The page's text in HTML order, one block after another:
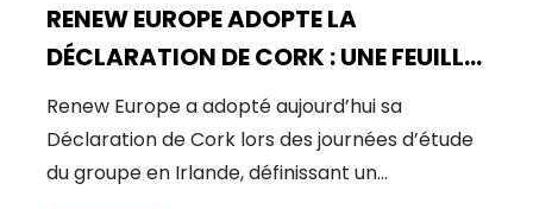
RENEW EUROPE ADOPTE LA
DÉCLARATION DE CORK : UNE FEUILLE
DE ROUTE POUR LA PROSPÉRITÉ, LA
SÉCURITÉ ET LA RÉFORME
Renew Europe a adopté aujourd’hui sa
Déclaration de Cork lors des journées d’étude
du groupe en Irlande, définissant un…